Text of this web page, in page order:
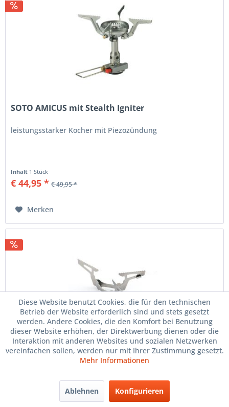
1. bis 15. August
BETRIEBSURLAUB
JULI und AUGUST
SAMSTAG GSCHLOSSEN
1. bis 15. August
JULI und AUGUST
SOTO AMICUS mit Stealth Igniter
leistungsstarker Kocher mit Piezozündung
Inhalt 1 Stück
€ 44,95 * € 49,95 *
Merken
TRIFLEX für Soto Windmaster
Diese Website benutzt Cookies, die für den technischen
Betrieb der Website erforderlich sind und stets gesetzt
werden. Andere Cookies, die den Komfort bei Benutzung
dieser Website erhöhen, der Direktwerbung dienen oder die
Interaktion mit anderen Websites und sozialen Netzwerken
vereinfachen sollen, werden nur mit Ihrer Zustimmung gesetzt.
Mehr Informationen
Ablehnen Konfigurieren